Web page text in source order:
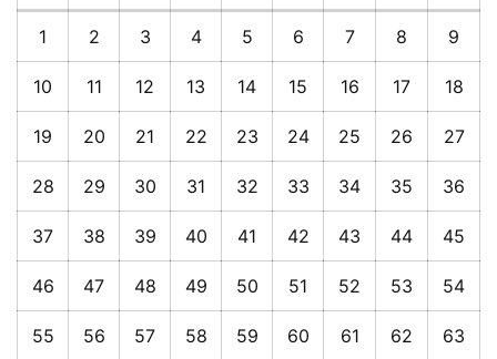
1 2 3 4 5 6 7 8 9
10 11 12 13 14 15 16 17 18
19 20 21 22 23 24 25 26 27
28 29 30 31 32 33 34 35 36
37 38 39 40 41 42 43 44 45
46 47 48 49 50 51 52 53 54
55 56 57 58 59 60 61 62 63